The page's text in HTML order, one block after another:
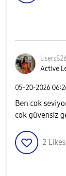
Active
‎05-20-2026
Ben cok
cok güvensiz
2 Likes